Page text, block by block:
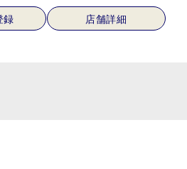
録 店舗詳細